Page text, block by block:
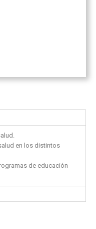
en los distintos
de educación